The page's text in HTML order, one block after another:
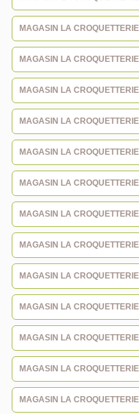
MAGASIN LA
MAGASIN LA
MAGASIN LA
MAGASIN LA
MAGASIN LA
MAGASIN LA
MAGASIN LA
MAGASIN LA
MAGASIN LA
MAGASIN LA
MAGASIN LA
MAGASIN LA
MAGASIN LA